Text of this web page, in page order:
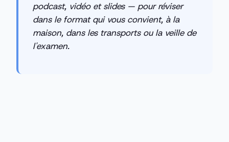
podcast, vidéo et slides — pour réviser
dans le format qui vous convient, à la
maison, dans les transports ou la veille de
l'examen.